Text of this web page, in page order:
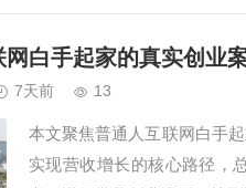
白手起家的真实创业
7天前 13
本文聚焦普通人互联网白手
实现营收增长的核心路径，